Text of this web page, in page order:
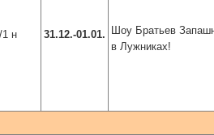
1 н 31.12.-01.01.
Шоу Братьев
в Лужниках!